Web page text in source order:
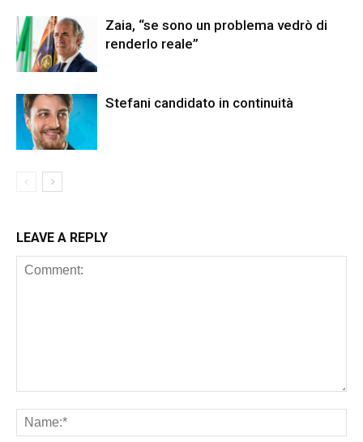
Zaia, “se sono un problema vedrò di
renderlo reale”
Stefani candidato in continuità
LEAVE A REPLY